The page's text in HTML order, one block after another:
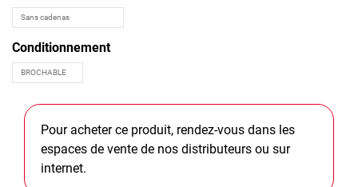
Conditionnement
Pour acheter ce produit, rendez-vous dans les
espaces de vente de nos distributeurs ou sur
internet.